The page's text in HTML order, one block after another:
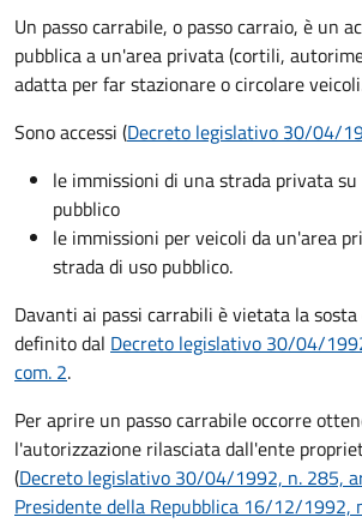
Un passo carrabile, o passo carraio, è un
pubblica a un'area privata (cortili,
adatta per far stazionare o circolare
Sono accessi (Decreto legislativo 30/04/
le immissioni di una strada privata
pubblico
le immissioni per veicoli da un'area
strada di uso pubblico.
Davanti ai passi carrabili è vietata la
definito dal Decreto legislativo 30/04/
com. 2.
Per aprire un passo carrabile occorre
l'autorizzazione rilasciata dall'ente
(Decreto legislativo 30/04/1992, n. 285,
Presidente della Repubblica 16/12/1992,